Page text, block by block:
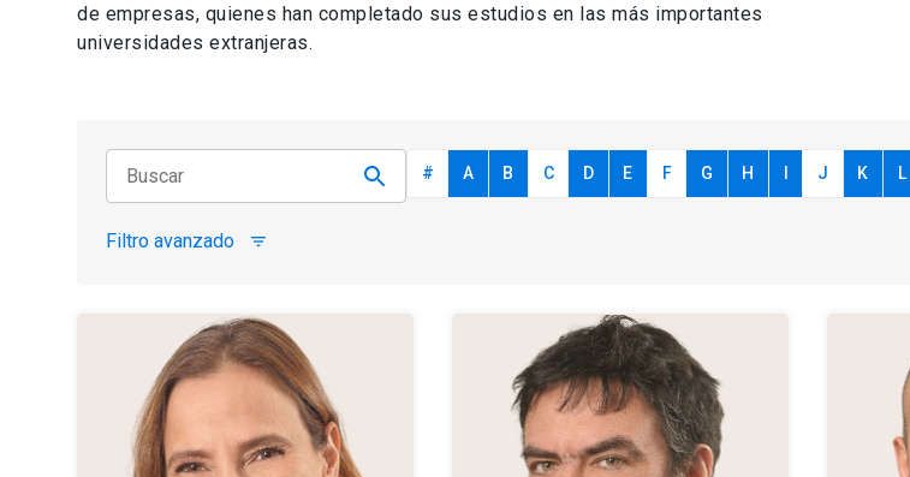
de empresas, quienes han completado sus estudios en las más importantes
universidades extranjeras.
Filtro avanzado filter_list
# A B C D E F G H I J K L